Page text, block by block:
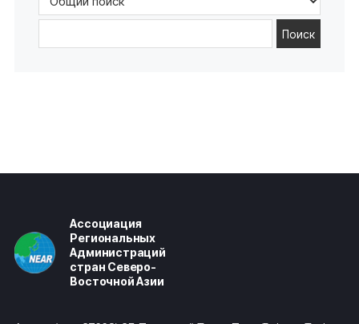
Поиск
Ассоциация
Региональных
Администраций
стран Северо-
Восточной Азии